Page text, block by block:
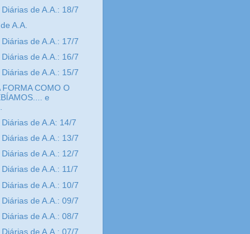
de A.A.: 18/7
A.A.
de A.A.: 17/7
de A.A.: 16/7
de A.A.: 15/7
FORMA COMO O
e
de A.A: 14/7
de A.A.: 13/7
de A.A.: 12/7
de A.A.: 11/7
de A.A.: 10/7
de A.A.: 09/7
de A.A.: 08/7
de A.A.: 07/7